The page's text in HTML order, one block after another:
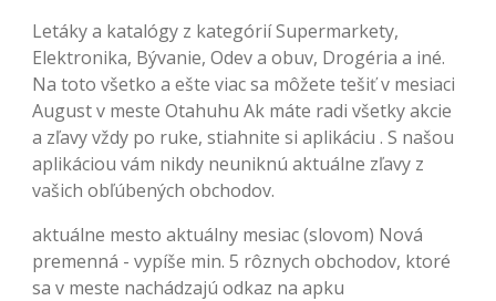
Letáky a katalógy z kategórií Supermarkety,
Elektronika, Bývanie, Odev a obuv, Drogéria a iné.
Na toto všetko a ešte viac sa môžete tešiť v mesiaci
August v meste Otahuhu Ak máte radi všetky akcie
a zľavy vždy po ruke, stiahnite si aplikáciu . S našou
aplikáciou vám nikdy neuniknú aktuálne zľavy z
vašich obľúbených obchodov.
aktuálne mesto aktuálny mesiac (slovom) Nová
premenná - vypíše min. 5 rôznych obchodov, ktoré
sa v meste nachádzajú odkaz na apku